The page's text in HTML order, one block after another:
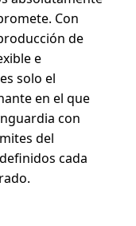
Con
de
e
solo el
en el que
con
del
cada